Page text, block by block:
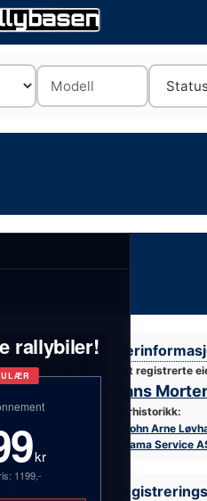
rallybiler!
kr
1199,-
Sist registrerte
Hans
Eierhistorikk:
John Arne
Jama Service